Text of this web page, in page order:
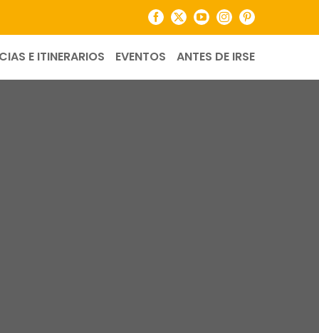
Facebook
X YouTubeInstagramPinterest
E ITINERARIOS EVENTOS ANTES DE IRSE